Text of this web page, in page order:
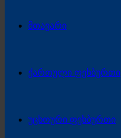
მთავარი
ქართული ფეხბურთი
უცხოური ფეხბურთი